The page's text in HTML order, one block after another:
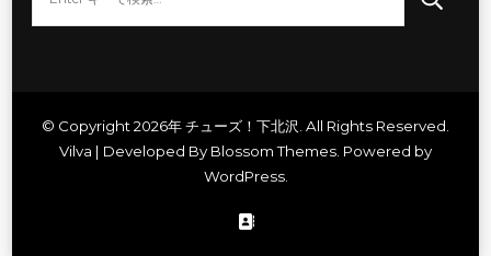
し© Copyright 2026年チューズ！下北沢. All Rights Reserved.
Vilva | Developed By Blossom Themes. Powered by
WordPress.